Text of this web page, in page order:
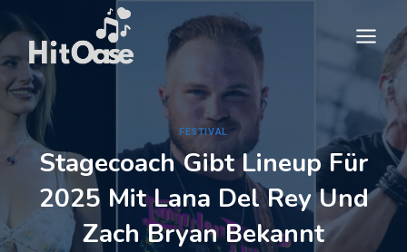
Inhalt
springen
FESTIVAL
Stagecoach Gibt Lineup Für
2025 Mit Lana Del Rey Und
Zach Bryan Bekannt